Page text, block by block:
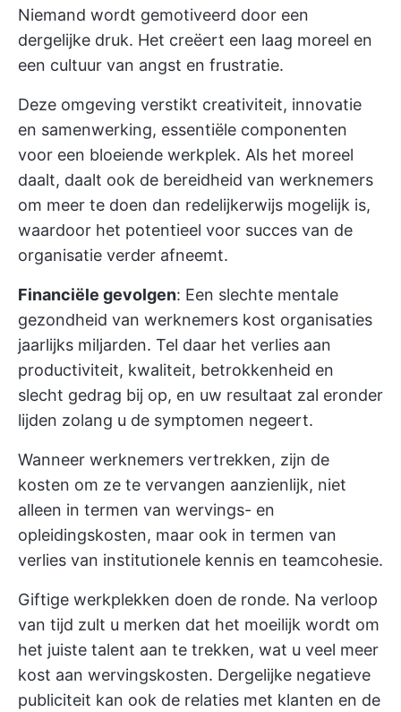
Niemand wordt gemotiveerd door een
dergelijke druk. Het creëert een laag moreel en
een cultuur van angst en frustratie.
Deze omgeving verstikt creativiteit, innovatie
en samenwerking, essentiële componenten
voor een bloeiende werkplek. Als het moreel
daalt, daalt ook de bereidheid van werknemers
om meer te doen dan redelijkerwijs mogelijk is,
waardoor het potentieel voor succes van de
organisatie verder afneemt.
Financiële gevolgen: Een slechte mentale
gezondheid van werknemers kost organisaties
jaarlijks miljarden. Tel daar het verlies aan
productiviteit, kwaliteit, betrokkenheid en
slecht gedrag bij op, en uw resultaat zal eronder
lijden zolang u de symptomen negeert.
Wanneer werknemers vertrekken, zijn de
kosten om ze te vervangen aanzienlijk, niet
alleen in termen van wervings- en
opleidingskosten, maar ook in termen van
verlies van institutionele kennis en teamcohesie.
Giftige werkplekken doen de ronde. Na verloop
van tijd zult u merken dat het moeilijk wordt om
het juiste talent aan te trekken, wat u veel meer
kost aan wervingskosten. Dergelijke negatieve
publiciteit kan ook de relaties met klanten en de